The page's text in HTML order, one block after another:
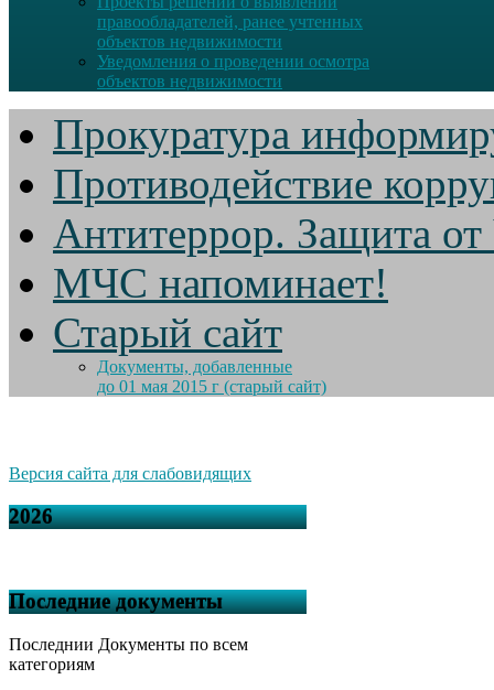
правообладателей, ранее учтенных
объектов недвижимости
Уведомления о проведении осмотра
объектов недвижимости
Прокуратура
Противодействие
Антитеррор. Защита
МЧС напоминает!
Старый сайт
Документы, добавленные
до 01 мая 2015 г (старый сайт)
Версия сайта для слабовидящих
2026
Последние документы
Последнии Документы по всем
категориям